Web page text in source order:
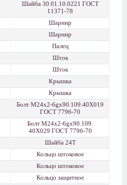
Шайба 30.01.10.0221 ГОСТ
11371-78
Шарнир
Шарнир
Палец
Шток
Шток
Крышка
Крышка
Болт М24х2-6gх90.109.40Х019
ГОСТ 7796-70
Болт М24х2-6gх90.109.
40Х029 ГОСТ 7796-70
Шайба 24Т
Кольцо штоковое
Кольцо штоковое
Кольцо защитное